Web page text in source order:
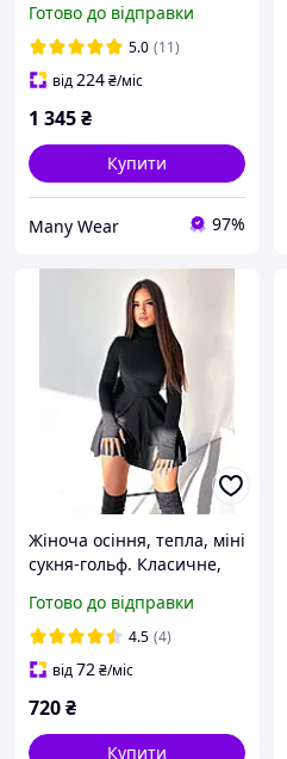
декольте
Готово до відправки
5.0 (11)
від224₴/міс
1 345₴
Купити
Many Wear 97%
Жіноча осіння, тепла, міні
сукня-гольф. Класичне,
рубчик, коротке, з довгим
рукавом
Готово до відправки
4.5 (4)
від72₴/міс
720₴
Купити